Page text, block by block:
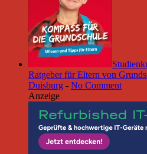
Ratgeber für Eltern von
Duisburg - No Comment
Anzeige